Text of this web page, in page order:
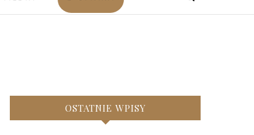
OSTATNIE WPISY